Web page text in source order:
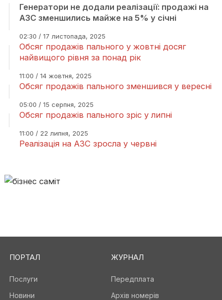
Генератори не додали реалізації: продажі на
АЗС зменшились майже на 5% у січні
02:30 / 17 листопада, 2025
Обсяг продажів пального у жовтні досяг
найвищого рівня за понад рік
11:00 / 14 жовтня, 2025
Обсяг продажів пального зменшився у вересні
05:00 / 15 серпня, 2025
Обсяг продажів пального зріс у липні
11:00 / 22 липня, 2025
Реалізація на АЗС зросла у червні
ПОРТАЛ
Послуги
Новини
ЖУРНАЛ
Передплата
Архів номерів